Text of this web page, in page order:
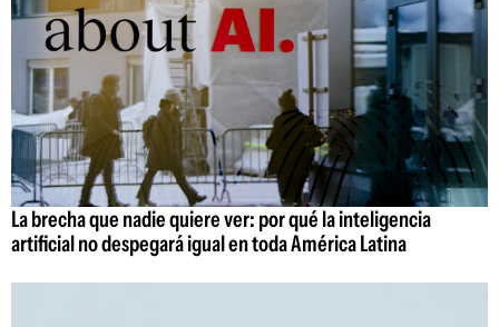
La brecha que nadie quiere ver: por qué la inteligencia
artificial no despegará igual en toda América Latina